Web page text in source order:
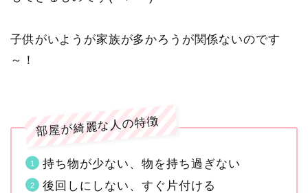
子供がいようが家族が多かろうが関係ないのです
～！
部屋が綺麗な人の特徴
持ち物が少ない、物を持ち過ぎない
後回しにしない、すぐ片付ける